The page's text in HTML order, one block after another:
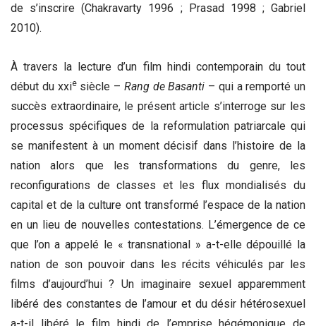
de s’inscrire (Chakravarty 1996 ; Prasad 1998 ; Gabriel
2010).
À travers la lecture d’un film hindi contemporain du tout
début du xxiesiècle – Rang de Basanti – qui a remporté un
succès extraordinaire, le présent article s’interroge sur les
processus spécifiques de la reformulation patriarcale qui
se manifestent à un moment décisif dans l’histoire de la
nation alors que les transformations du genre, les
reconfigurations de classes et les flux mondialisés du
capital et de la culture ont transformé l’espace de la nation
en un lieu de nouvelles contestations. L’émergence de ce
que l’on a appelé le « transnational » a-t-elle dépouillé la
nation de son pouvoir dans les récits véhiculés par les
films d’aujourd’hui ? Un imaginaire sexuel apparemment
libéré des constantes de l’amour et du désir hétérosexuel